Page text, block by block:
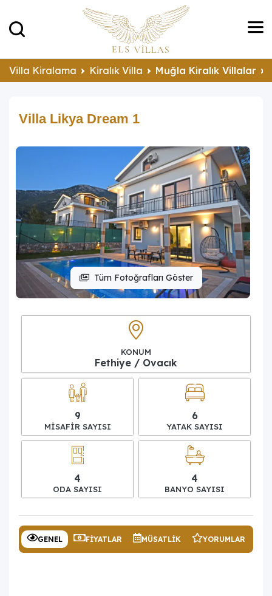
Villa Kiralama Kiralık Villa Muğla Kiralık Villalar
Villa Likya Dream 1
Tüm Fotoğrafları Göster
KONUM
Fethiye / Ovacık
9
MISAFIR SAYISI
6
YATAK SAYISI
4
ODA SAYISI
4
BANYO SAYISI
GENEL FIYATLAR MÜSATLIK YORUMLAR